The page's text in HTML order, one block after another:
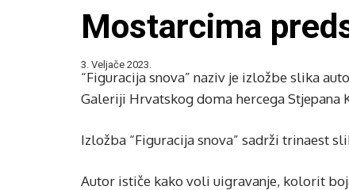
Mostarcima
3. Veljače 2023.
“Figuracija snova” naziv je izložbe slika
Galeriji Hrvatskog doma hercega Stjepana
Izložba “Figuracija snova” sadrži trinaest
Autor ističe kako voli uigravanje, kolorit